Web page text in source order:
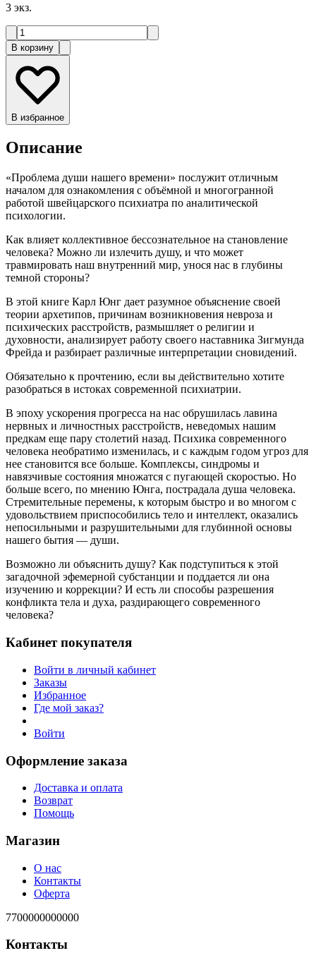
3 экз.
В корзину
В избранное
Описание
«Проблема души нашего времени» послужит отличным
началом для ознакомления с объёмной и многогранной
работой швейцарского психиатра по аналитической
психологии.
Как влияет коллективное бессознательное на становление
человека? Можно ли излечить душу, и что может
травмировать наш внутренний мир, унося нас в глубины
темной стороны?
В этой книге Карл Юнг дает разумное объяснение своей
теории архетипов, причинам возникновения невроза и
психических расстройств, размышляет о религии и
духовности, анализирует работу своего наставника Зигмунда
Фрейда и разбирает различные интерпретации сновидений.
Обязательно к прочтению, если вы действительно хотите
разобраться в истоках современной психиатрии.
В эпоху ускорения прогресса на нас обрушилась лавина
нервных и личностных расстройств, неведомых нашим
предкам еще пару столетий назад. Психика современного
человека необратимо изменилась, и с каждым годом угроз для
нее становится все больше. Комплексы, синдромы и
навязчивые состояния множатся с пугающей скоростью. Но
больше всего, по мнению Юнга, пострадала душа человека.
Стремительные перемены, к которым быстро и во многом с
удовольствием приспособились тело и интеллект, оказались
непосильными и разрушительными для глубинной основы
нашего бытия — души.
Возможно ли объяснить душу? Как подступиться к этой
загадочной эфемерной субстанции и поддается ли она
изучению и коррекции? И есть ли способы разрешения
конфликта тела и духа, раздирающего современного
человека?
Кабинет покупателя
Войти в личный кабинет
Заказы
Избранное
Где мой заказ?
Войти
Оформление заказа
Доставка и оплата
Возврат
Помощь
Магазин
О нас
Контакты
Оферта
7700000000000
Контакты